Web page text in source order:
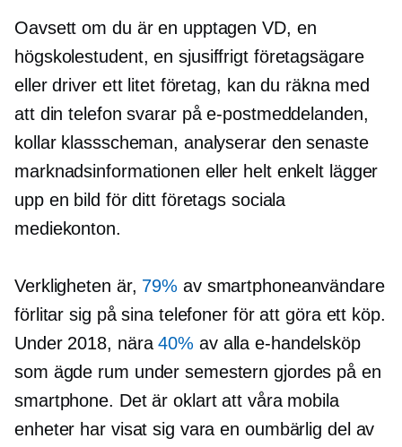
Oavsett om du är en upptagen VD, en
högskolestudent, en sjusiffrigtföretagsägare
eller driver ett litet företag, kan du räkna med
att din telefon svarar på e-postmeddelanden,
kollar klassscheman, analyserar den senaste
marknadsinformationen eller helt enkelt lägger
upp en bild för ditt företags sociala
mediekonton.
Verkligheten är, 79% av smartphoneanvändare
förlitar sig på sina telefoner för att göra ett köp.
Under 2018, nära40% av alla e-handelsköp
som ägde rum under semestern gjordes på en
smartphone. Det är oklart att våra mobila
enheter har visat sig vara en oumbärlig del av